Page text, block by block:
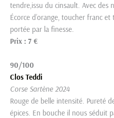
tendre,issu du cinsault. Avec des
Écorce d’orange, toucher franc
portée par la finesse.
Prix : 7 €
90/100
Clos Teddi
Corse Sartène 2024
Rouge de belle intensité. Pureté
épices. En bouche il nous séduit